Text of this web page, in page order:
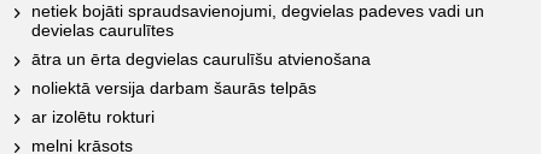
netiek bojāti spraudsavienojumi, degvielas padeves vadi un
devielas caurulītes
ātra un ērta degvielas caurulīšu atvienošana
noliektā versija darbam šaurās telpās
ar izolētu rokturi
melni krāsots